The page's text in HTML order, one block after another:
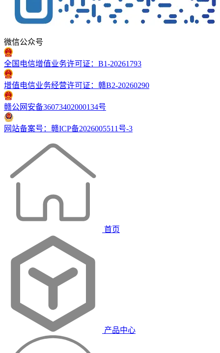
微信公众号
全国电信增值业务许可证：B1-20261793
增值电信业务经营许可证：赣B2-20260290
赣公网安备36073402000134号
网站备案号：赣ICP备2026005511号-3
首页
产品中心